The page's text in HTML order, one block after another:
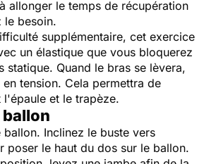
allonger le temps de récupération
le besoin.
supplémentaire, cet exercice
un élastique que vous bloquerez
statique. Quand le bras se lèvera,
tension. Cela permettra de
et le trapèze.
ballon
Inclinez le buste vers
poser le haut du dos sur le ballon.